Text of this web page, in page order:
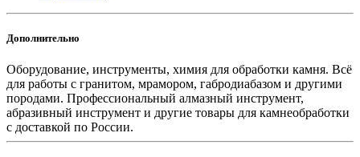
Дополнительно
Оборудование, инструменты, химия для обработки камня. Всё
для работы с гранитом, мрамором, габродиабазом и другими
породами. Профессиональный алмазный инструмент,
абразивный инструмент и другие товары для камнеобработки
с доставкой по России.